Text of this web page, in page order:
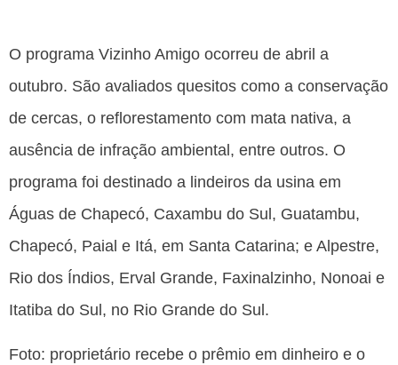
O programa Vizinho Amigo ocorreu de abril a
outubro. São avaliados quesitos como a conservação
de cercas, o reflorestamento com mata nativa, a
ausência de infração ambiental, entre outros. O
programa foi destinado a lindeiros da usina em
Águas de Chapecó, Caxambu do Sul, Guatambu,
Chapecó, Paial e Itá, em Santa Catarina; e Alpestre,
Rio dos Índios, Erval Grande, Faxinalzinho, Nonoai e
Itatiba do Sul, no Rio Grande do Sul.
Foto: proprietário recebe o prêmio em dinheiro e o